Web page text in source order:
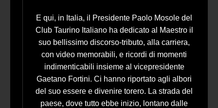
E qui, in Italia, il Presidente Paolo Mosole del
Club Taurino Italiano ha dedicato al Maestro il
suo bellissimo discorso-tributo, alla carriera,
con video memorabili, e ricordi di momenti
indimenticabili insieme al vicepresidente
Gaetano Fortini. Ci hanno riportato agli albori
del suo essere e divenire torero. La strada del
paese, dove tutto ebbe inizio, lontano dalle